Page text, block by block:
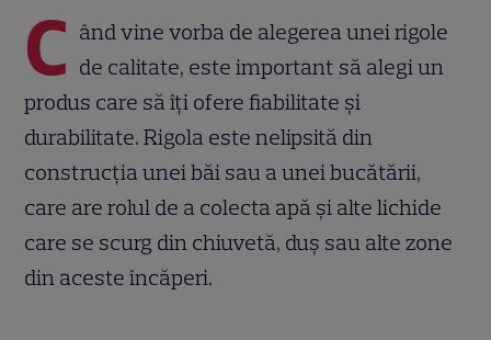
C ând vine vorba de alegerea unei rigole
de calitate, este important să alegi un
produs care să îți ofere fiabilitate și
durabilitate. Rigola este nelipsită din
construcția unei băi sau a unei bucătării,
care are rolul de a colecta apă și alte lichide
care se scurg din chiuvetă, duș sau alte zone
din aceste încăperi.